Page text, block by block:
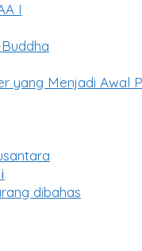
I
yang Menjadi Awal
dibahas